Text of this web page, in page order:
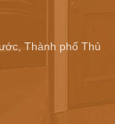
Thành phố Thủ